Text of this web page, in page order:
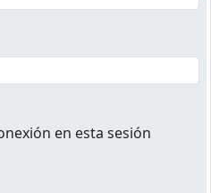
en esta sesión